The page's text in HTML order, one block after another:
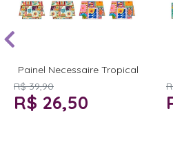
Painel Necessaire Tropical
R$ 39,90
R$ 26,50